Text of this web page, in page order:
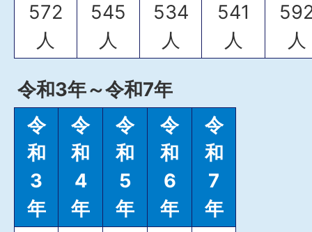
572
人
545
人
534
人
541
人
人
令和3年～令和7年
令
和
3
年
令
和
4
年
令
和
5
年
令
和
6
年
令
和
7
年